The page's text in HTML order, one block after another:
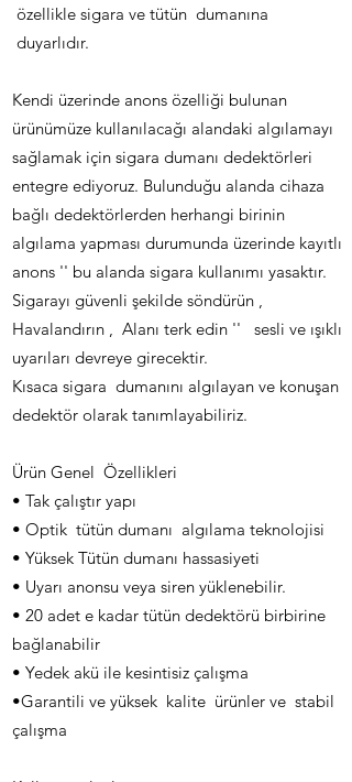
özellikle sigara ve tütün dumanına
duyarlıdır.
Kendi üzerinde anons özelliği bulunan
ürünümüze kullanılacağı alandaki algılamayı
sağlamak için sigara dumanı dedektörleri
entegre ediyoruz. Bulunduğu alanda cihaza
bağlı dedektörlerden herhangi birinin
algılama yapması durumunda üzerinde kayıtlı
anons '' bu alanda sigara kullanımı yasaktır.
Sigarayı güvenli şekilde söndürün ,
Havalandırın , Alanı terk edin '' sesli ve ışıklı
uyarıları devreye girecektir.
Kısaca sigara dumanını algılayan ve konuşan
dedektör olarak tanımlayabiliriz.
Ürün Genel Özellikleri
• Tak çalıştır yapı
• Optik tütün dumanı algılama teknolojisi
• Yüksek Tütün dumanı hassasiyeti
• Uyarı anonsu veya siren yüklenebilir.
• 20 adet e kadar tütün dedektörü birbirine
bağlanabilir
• Yedek akü ile kesintisiz çalışma
•Garantili ve yüksek kalite ürünler ve stabil
çalışma